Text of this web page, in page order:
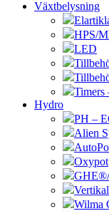
Växtbelysning
HPS/
LED
Timers
Hydro
PH –
Alien
Oxypot
Wilma